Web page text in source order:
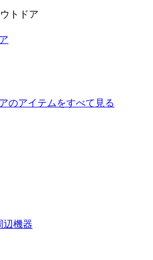
トドア
のアイテムをすべて見る
辺機器